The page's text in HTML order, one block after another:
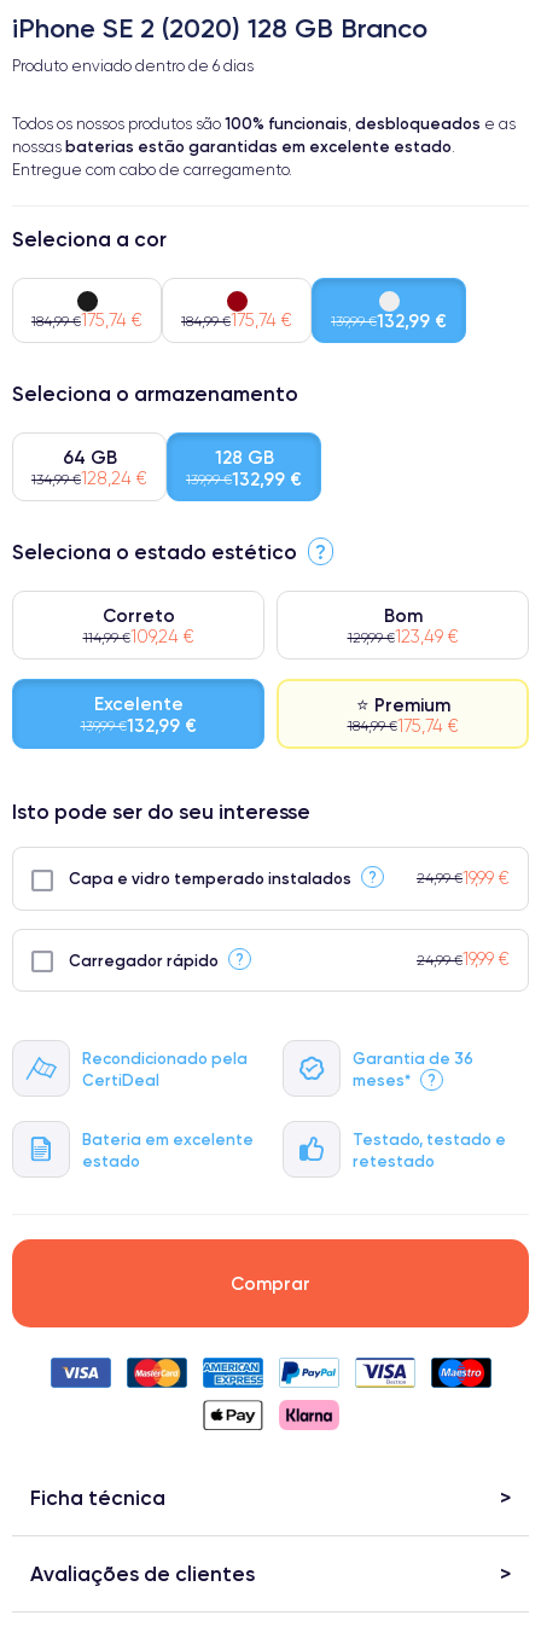
iPhone SE 2 (2020) 128 GB Branco
Produto enviado dentro de 6 dias
Todos os nossos produtos são 100% funcionais, desbloqueados e as
nossas baterias estão garantidas em excelente estado.
Entregue com cabo de carregamento.
Recondicionado pela
CertiDeal
Garantia de 36
meses*
?
Bateria em excelente
estado
Testado, testado e
retestado
Seleciona a cor
184,99 €175,74 € 184,99 €175,74 € 139,99 €132,99 €
Seleciona o armazenamento
64 GB
134,99 €128,24 €
128 GB
139,99 €132,99 €
Seleciona o estado estético ?
Correto
114,99 €109,24 €
Bom
129,99 €123,49 €
Excelente
139,99 €132,99 €
⭐ Premium
184,99 €175,74 €
⭐ Premium
● Bateria: Adequada para uso intensivo.
Premium.
Isto pode ser do seu interesse
Capa e vidro temperado instalados ? 24,99 €19,99 €
Carregador rápido ? 24,99 €19,99 €
Comprar
Ficha técnica
Avaliações de clientes